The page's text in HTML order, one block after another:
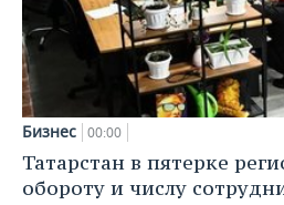
Бизнес 00:00
Татарстан в пятерке
обороту и числу